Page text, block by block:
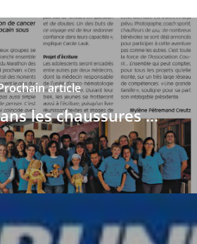
article
les chaussures ...